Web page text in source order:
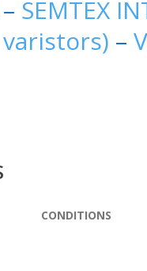
– SEMTEX
–
CONDITIONS